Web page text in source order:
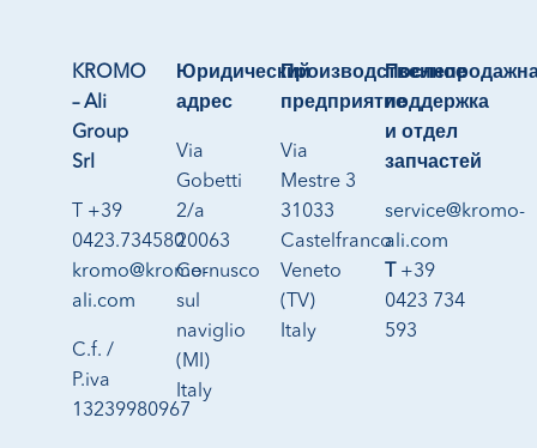
KROMO
– Ali
Group
Srl
T +39
0423.734580
kromo@kromo-
ali.com
C.f. /
P.iva
13239980967
Юридический
адрес
Via
Gobetti
2/a
20063
Cernusco
sul
naviglio
(MI)
Italy
Производственное
предприятие
Via
Mestre 3
31033
Castelfranco
Veneto
(TV)
Italy
поддержка
и отдел
запчастей
service@kromo-
ali.com
T +39
0423 734
593